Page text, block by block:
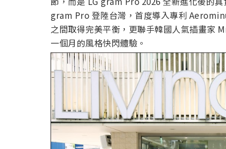
gram Pro 登陸台灣，首度導入專利
之間取得完美平衡，更聯手韓國人氣插畫
一個月的風格快閃體驗。